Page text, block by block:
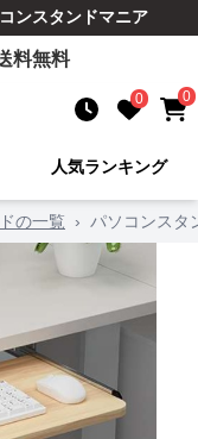
ンスタンドマニア
料無料
0 0
人気ランキング
の一覧 › パソコンスタ